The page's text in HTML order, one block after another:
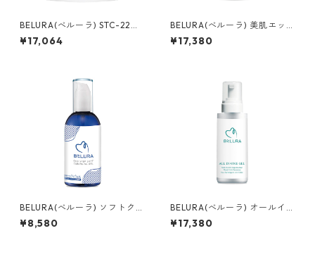
BELURA(べルーラ) STC-22
サプリメント
¥17,064
BELURA(べルーラ) 美肌エッセ
ンス
¥17,380
BELURA(べルーラ) ソフトクレ
ンジングジェル
¥8,580
BELURA(べルーラ) オールイン
ワンジェル
¥17,380